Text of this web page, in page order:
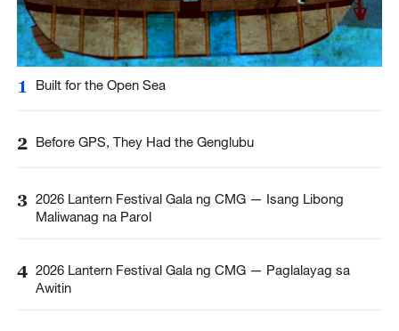
1 Built for the Open Sea
2 Before GPS, They Had the Genglubu
3 2026 Lantern Festival Gala ng CMG — Isang Libong
Maliwanag na Parol
4 2026 Lantern Festival Gala ng CMG — Paglalayag sa
Awitin